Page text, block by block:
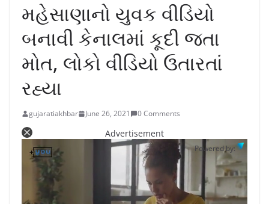
મહેસાણાનો યુવક વીડિયો
બનાવી કેનાલમાં કૂદી જતા
મોત, લોકો વીડિયો ઉતારતાં
રહ્યા
gujaratiakhbar June 26, 2021 0 Comments
Advertisement
Powered by: